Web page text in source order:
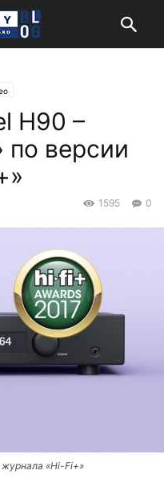
H90 –
по версии
0
1595
журнала «Hi-Fi+»